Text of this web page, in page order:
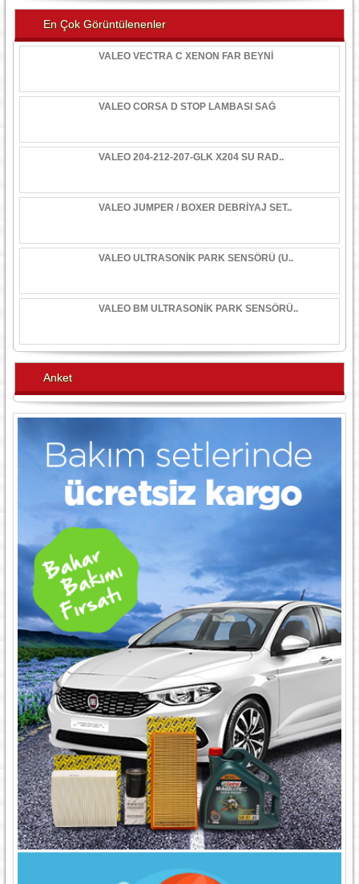
En Çok Görüntülenenler
VALEO VECTRA C XENON FAR BEYNİ
VALEO CORSA D STOP LAMBASI SAĞ
VALEO 204-212-207-GLK X204 SU RAD..
VALEO JUMPER / BOXER DEBRİYAJ SET..
VALEO ULTRASONİK PARK SENSÖRÜ (U..
VALEO BM ULTRASONİK PARK SENSÖRÜ..
Anket